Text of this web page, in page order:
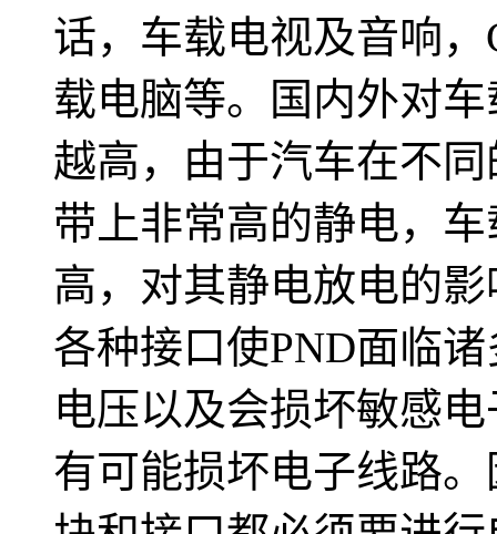
话，车载电视及音响
载电脑等。国内外对
越高，由于汽车在不
带上非常高的静电，
高，对其静电放电的
各种接口使PND面临
电压以及会损坏敏感
有可能损坏电子线路